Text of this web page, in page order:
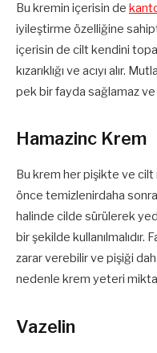
Bu kremin içerisin de
iyileştirme özelliğine
içerisin de cilt kendini
kızarıklığı ve acıyı alır.
pek bir fayda sağlamaz
Hamazinc Krem
Bu krem her pişikte ve cilt
önce temizlenirdaha
halinde cilde sürülerek
bir şekilde kullanılmalıdır.
zarar verebilir ve pişiği
nedenle krem yeteri
Vazelin